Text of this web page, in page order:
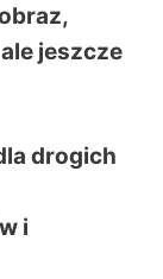
jeszcze
drogich
i